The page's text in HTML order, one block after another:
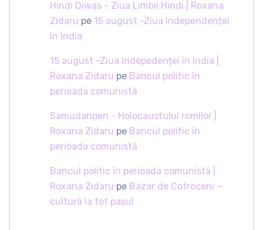
Hindi Diwas - Ziua Limbii Hindi | Roxana
Zidaru pe 15 august -Ziua Independenței
în India
15 august -Ziua Indepedenței în India |
Roxana Zidaru pe Bancul politic în
perioada comunistă
Samudaripen - Holocaustulul romilor |
Roxana Zidaru pe Bancul politic în
perioada comunistă
Bancul politic în perioada comunistă |
Roxana Zidaru pe Bazar de Cotroceni –
cultură la tot pasul